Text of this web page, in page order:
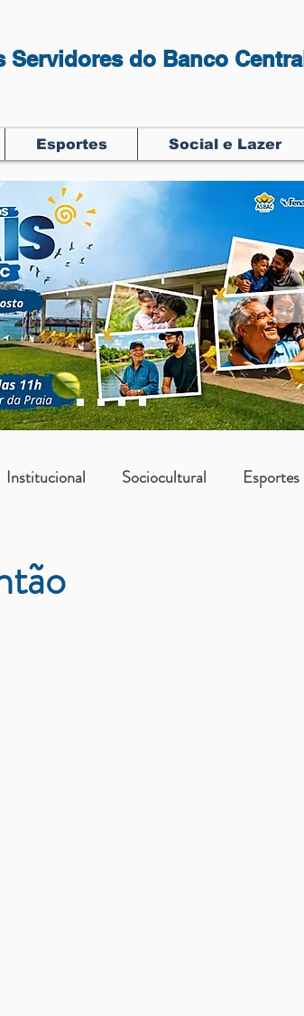
Servidores do Banco Central
Esportes Social e Lazer
Institucional Sociocultural Esportes